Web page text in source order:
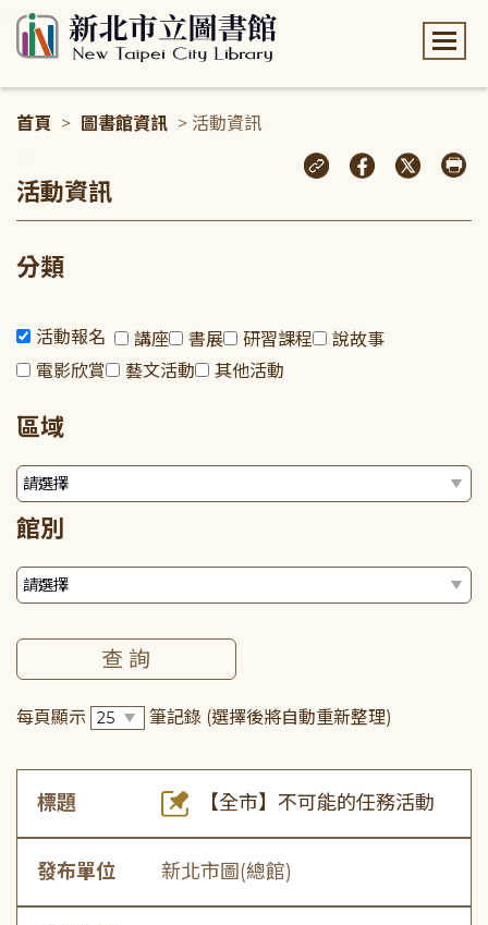
首頁 > 圖書館資訊 > 活動資訊
活動資訊
分類
活動報名 講座 書展 研習課程
說故事
電影欣賞
藝文活動 其他活動
區域
館別
每頁顯示 筆記錄 (選擇後將自動重新整理)
標題 【全市】不可能的任務活動
發布單位 新北市圖(總館)